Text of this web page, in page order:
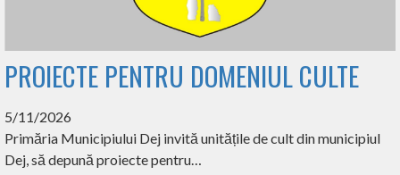
PROIECTE PENTRU DOMENIUL CULTE
5/11/2026
Primăria Municipiului Dej invită unitățile de cult din municipiul
Dej, să depună proiecte pentru…